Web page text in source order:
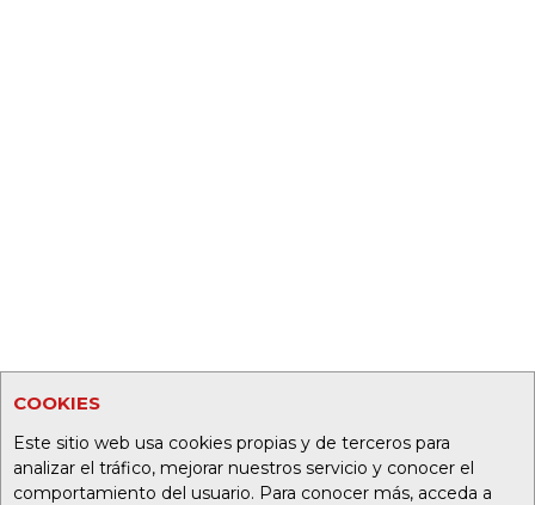
COOKIES
Este sitio web usa cookies propias y de terceros para
analizar el tráfico, mejorar nuestros servicio y conocer el
comportamiento del usuario. Para conocer más, acceda a